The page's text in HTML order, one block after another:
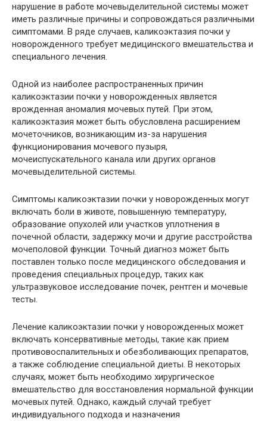
нарушение в работе мочевыделительной системы может
иметь различные причины и сопровождаться различными
симптомами. В ряде случаев, каликоэктазия почки у
новорожденного требует медицинского вмешательства и
специального лечения.
Одной из наиболее распространенных причин
каликоэктазии почки у новорожденных является
врожденная аномалия мочевых путей. При этом,
каликоэктазия может быть обусловлена расширением
мочеточников, возникающим из-за нарушения
функционирования мочевого пузыря,
мочеиспускательного канала или других органов
мочевыделительной системы.
Симптомы каликоэктазии почки у новорожденных могут
включать боли в животе, повышенную температуру,
образование опухолей или участков уплотнения в
почечной области, задержку мочи и другие расстройства
мочеполовой функции. Точный диагноз может быть
поставлен только после медицинского обследования и
проведения специальных процедур, таких как
ультразвуковое исследование почек, рентген и мочевые
тесты.
Лечение каликоэктазии почки у новорожденных может
включать консервативные методы, такие как прием
противовоспалительных и обезболивающих препаратов,
а также соблюдение специальной диеты. В некоторых
случаях, может быть необходимо хирургическое
вмешательство для восстановления нормальной функции
мочевых путей. Однако, каждый случай требует
индивидуального подхода и назначения